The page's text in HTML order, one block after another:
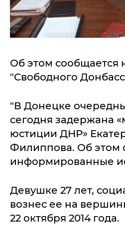
Об этом сообщается
"Свободного
"В Донецке
сегодня задержана
юстиции ДНР»
Филиппова. Об этом
информированные
Девушке 27 лет,
вознес ее на
22 октября 2014 года.